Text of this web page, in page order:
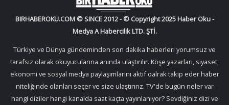
BIRHABEROKU.COM © SINCE 2012 - © Copyright 2025 Haber Oku -
Medya A Habercilik LTD. ŞTİ.
Türkiye ve Dünya gündeminden son dakika haberleri yorumsuz ve
tarafsız olarak okuyucularına anında ulaştırılır. Köşe yazarları, siyaset,
ekonomi ve sosyal medya paylaşımlarını aktif oalrak takip eder haber
niteliğinde olanları seçer ve size ulaştırırız. TV'de bugün neler var
hangi diziler hangi kanalda saat kaçta yayınlanıyor? Sevdiğiniz dizi ve